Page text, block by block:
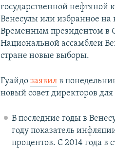
государственной
Венесулы или избранное на
Временным президентом в
Национальной ассамблеи
стране новые выборы.
Гуайдозаявил в
новый совет директоров для
В последние годы в
году показатель
процентов. C 2014 года